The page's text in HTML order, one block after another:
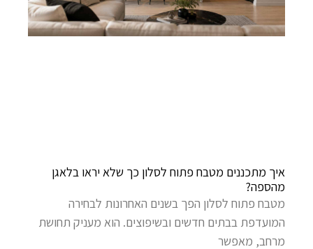
איך מתכננים מטבח פתוח לסלון כך שלא יראו בלאגן
מהספה?
מטבח פתוח לסלון הפך בשנים האחרונות לבחירה
המועדפת בבתים חדשים ובשיפוצים. הוא מעניק תחושת
מרחב, מאפשר